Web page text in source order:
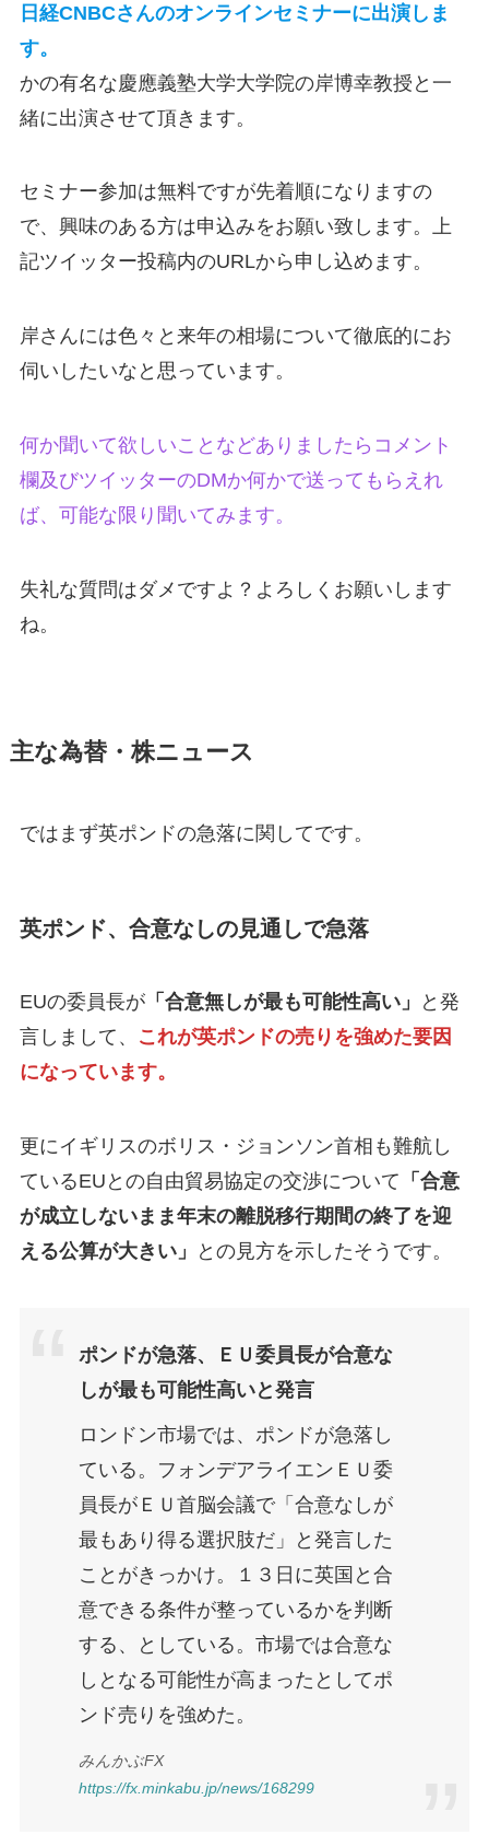
日経CNBCさんのオンラインセミナーに出演しま
す。
かの有名な慶應義塾大学大学院の岸博幸教授と一
緒に出演させて頂きます。
セミナー参加は無料ですが先着順になりますの
で、興味のある方は申込みをお願い致します。上
記ツイッター投稿内のURLから申し込めます。
岸さんには色々と来年の相場について徹底的にお
伺いしたいなと思っています。
何か聞いて欲しいことなどありましたらコメント
欄及びツイッターのDMか何かで送ってもらえれ
ば、可能な限り聞いてみます。
失礼な質問はダメですよ？よろしくお願いします
ね。
主な為替・株ニュース
ではまず英ポンドの急落に関してです。
英ポンド、合意なしの見通しで急落
EUの委員長が「合意無しが最も可能性高い」
と発
言しまして、
これが英ポンドの売りを強めた要因
になっています。
更にイギリスのボリス・ジョンソン首相も難航し
ているEUとの自由貿易協定の交渉について 「合意
が成立しないまま年末の離脱移行期間の終了を迎
える公算が大きい」
との見方を示したそうです。
ポンドが急落、ＥＵ委員長が合意な
しが最も可能性高いと発言
ロンドン市場では、ポンドが急落し
ている。フォンデアライエンＥＵ委
員長がＥＵ首脳会議で「合意なしが
最もあり得る選択肢だ」と発言した
ことがきっかけ。１３日に英国と合
意できる条件が整っているかを判断
する、としている。市場では合意な
しとなる可能性が高まったとしてポ
ンド売りを強めた。
みんかぶFX
https://fx.minkabu.jp/news/168299